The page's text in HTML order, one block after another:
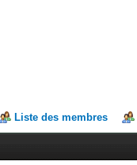
Liste des membres